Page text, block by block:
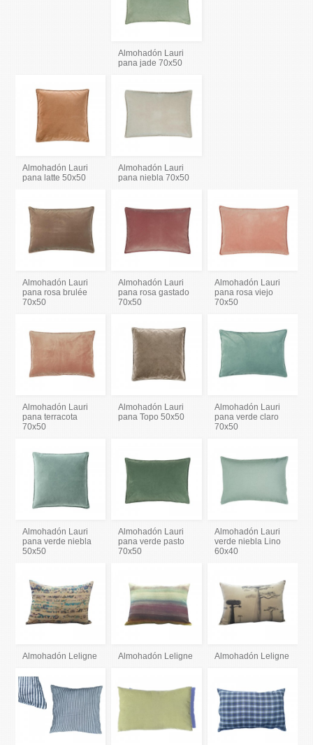
Almohadón Lauri
pana jade 70x50
Almohadón Lauri
pana latte 50x50
Almohadón Lauri
pana niebla 70x50
Almohadón Lauri
pana rosa brulée
70x50
Almohadón Lauri
pana rosa gastado
70x50
Almohadón Lauri
pana rosa viejo
70x50
Almohadón Lauri
pana terracota
70x50
Almohadón Lauri
pana Topo 50x50
Almohadón Lauri
pana verde claro
70x50
Almohadón Lauri
pana verde niebla
50x50
Almohadón Lauri
pana verde pasto
70x50
Almohadón Lauri
verde niebla Lino
60x40
Almohadón Leligne Almohadón Leligne Almohadón Leligne